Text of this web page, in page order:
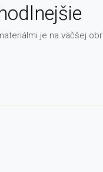
je na väčšej